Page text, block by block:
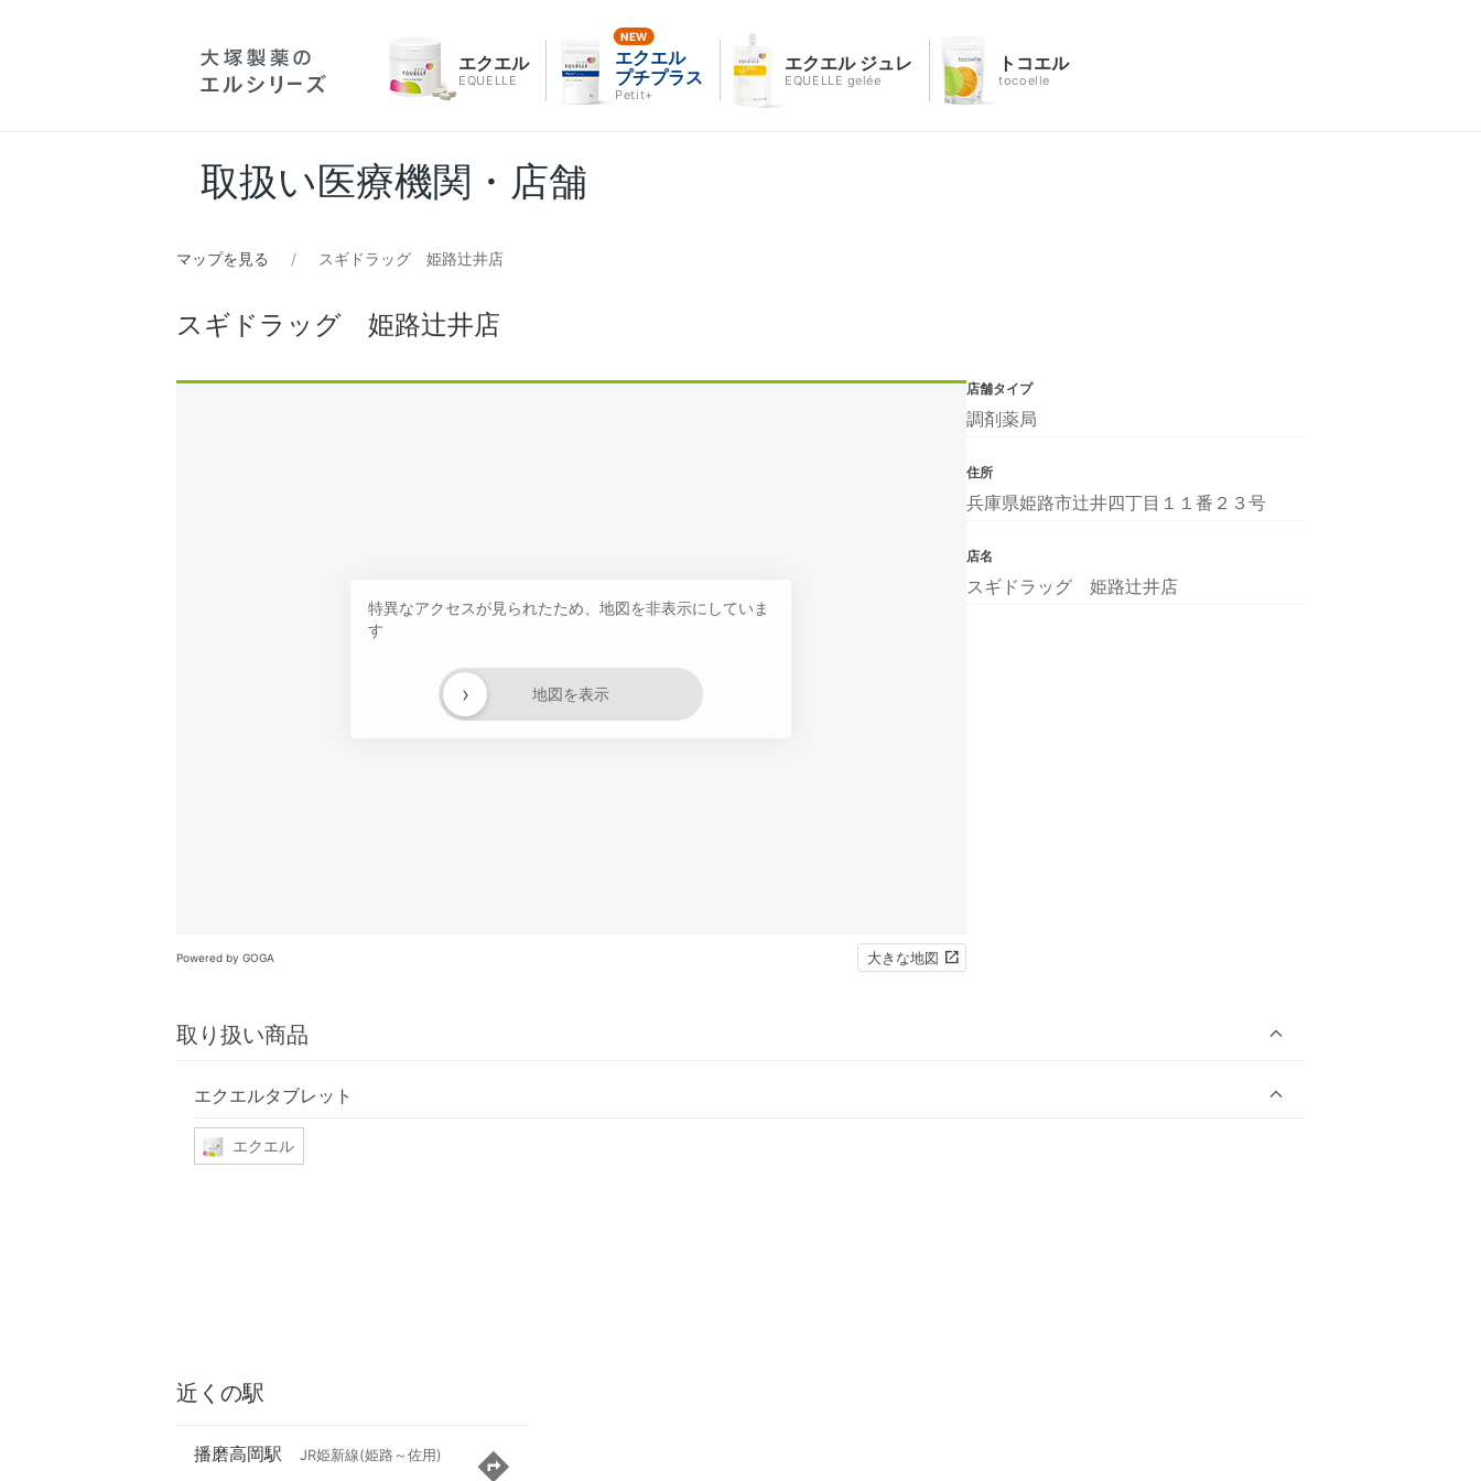
エクエル
EQUELLE
エクエル
プチプラス
Petit+
エクエル ジュレ
EQUELLE gelée
トコエル
tocoelle
取扱い医療機関・店舗
マップを見る スギドラッグ 姫路辻井店
スギドラッグ 姫路辻井店
特異なアクセスが見られたため、地図を非表示にしていま
す
地図を表示
›
Powered by GOGA 大きな地図
取り扱い商品
エクエルタブレット
エクエル
店舗タイプ
調剤薬局
住所
兵庫県姫路市辻井四丁目１１番２３号
店名
スギドラッグ 姫路辻井店
近くの駅
播磨高岡駅 JR姫新線(姫路～佐用)